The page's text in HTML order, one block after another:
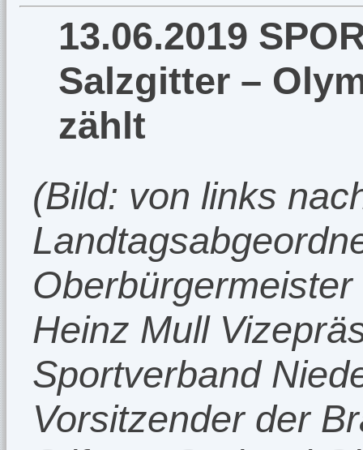
13.06.2019
Salzgitter –
zählt
(Bild: von links
Heinz Mull
Sportverband
Vorsitzender der